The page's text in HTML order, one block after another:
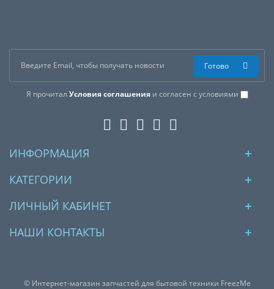
Я прочитал Условия соглашенияи согласен с условиями
Готово
ИНФОРМАЦИЯ
КАТЕГОРИИ
ЛИЧНЫЙ КАБИНЕТ
НАШИ КОНТАКТЫ
© Интернет-магазин запчастей для бытовой техники FreezMe